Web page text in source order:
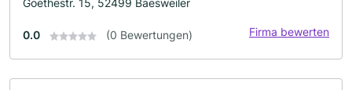
Goethestr. 15, 52499 Baesweiler
0.0 (0 Bewertungen) Firma bewerten